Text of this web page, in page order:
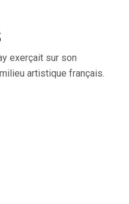
exerçait sur son
artistique français.